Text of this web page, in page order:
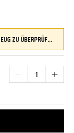
DRÜCKEN SIE AUF DEN BUTTON, UM IHR FAHRZEUG ZU ÜBERPRÜFEN UND SICHERZUSTELLEN, DASS DIESES TEIL KOMPATIBEL IST, BEVOR SIE ES BESTELLEN